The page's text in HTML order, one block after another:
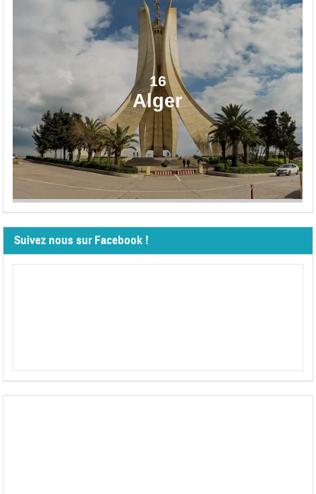
16
Alger
Suivez nous sur Facebook !